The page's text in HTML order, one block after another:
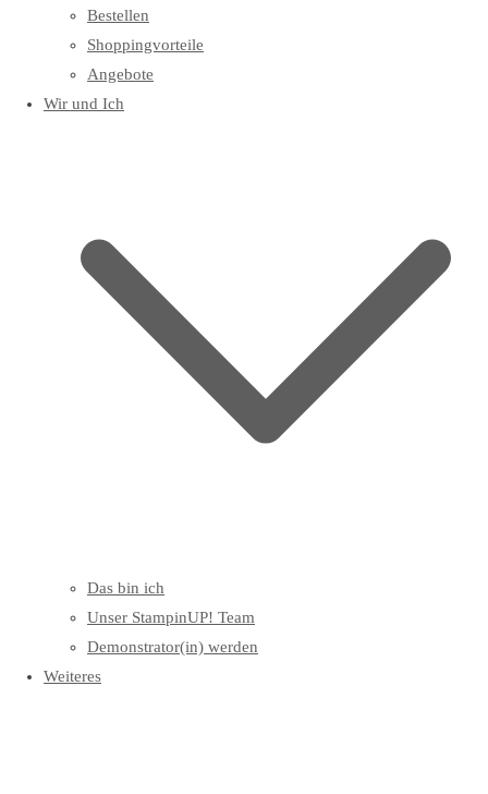
Bestellen
Shoppingvorteile
Angebote
Wir und Ich
Das bin ich
Unser StampinUP! Team
Demonstrator(in) werden
Weiteres